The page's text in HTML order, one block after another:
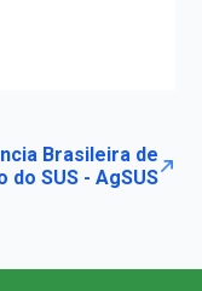
Brasileira de
do SUS - AgSUS